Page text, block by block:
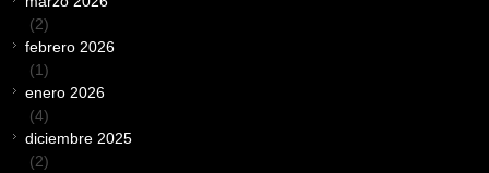
(2)
febrero 2026
(1)
enero 2026
(4)
diciembre 2025
(2)